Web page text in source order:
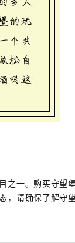
之一。购买守望
，请确保了解守